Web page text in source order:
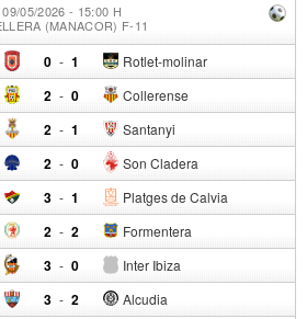
09/05/2026 - 15:00 H
(MANACOR) F-11
0 - Rotlet-molinar
1
2 - Collerense
0
2 - Santanyi
1
2 - Son Cladera
0
3 - Platges de Calvia
1
2 - Formentera
2
3 - Inter Ibiza
0
3 - Alcudia
2